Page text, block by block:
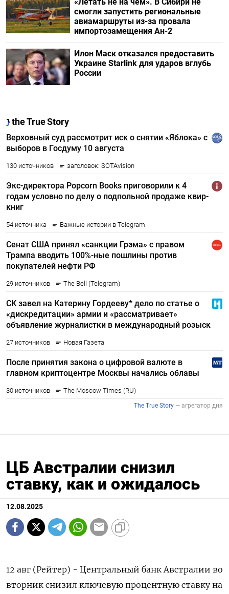
«Летать не на чем». В Сибири не
смогли запустить региональные
авиамаршруты из-за провала
импортозамещения Ан-2
Илон Маск отказался предоставить
Украине Starlink для ударов вглубь
России
ЦБ Австралии снизил
ставку, как и ожидалось
12.08.2025
12 авг (Рейтер) - Центральный банк Австралии во
вторник снизил ключевую процентную ставку на